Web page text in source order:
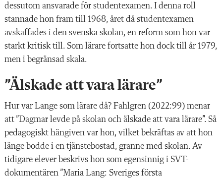
dessutom ansvarade för studentexamen. I denna roll
stannade hon fram till 1968, året då studentexamen
avskaffades i den svenska skolan, en reform som hon var
starkt kritisk till. Som lärare fortsatte hon dock till år 1979,
men i begränsad skala.
”Älskade att vara lärare”
Hur var Lange som lärare då? Fahlgren (2022:99) menar
att ”Dagmar levde på skolan och älskade att vara lärare”. Så
pedagogiskt hängiven var hon, vilket bekräftas av att hon
länge bodde i en tjänstebostad, granne med skolan. Av
tidigare elever beskrivs hon som egensinnig i SVT-
dokumentären ”Maria Lang: Sveriges första